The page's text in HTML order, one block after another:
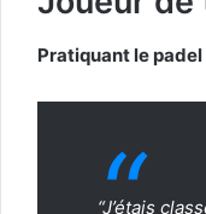
Pratiquant le padel
“J’étais